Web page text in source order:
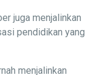
juga menjalinkan
pendidikan yang
menjalinkan